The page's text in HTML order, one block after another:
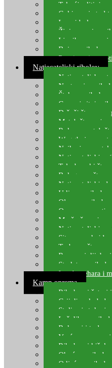
Tekući aditivi za
Gel i sprej
Lovni kukuruz
Živi mamci za
Ljepilo za crve i
Boje za
Provjereni
Natjecateljski ribolov
Natjecateljske
Nastavci za
Šteke za ribolov
Gume i sitni
Držači štapova
Match štapovi
Role za match
Waggleri za
Najloni za
Natjecateljski
Teleskopski
Bolognese
Natjecateljski
Udice za ribolov
Olovo za ribolov
Oprema za
Mreže čuvarice
Natjecateljski
Sito, posude i
Torbe za štapove
Rezervni dijelovi
Starlete za ribolov
Izrada pehara i
Kamp oprema
Ribolovni šatori i
Grijalice, kuhala
Stolice i stolovi
Ležaljke za
Ruksaci i torbe
Vreće za spavanje
Ribolovni
Obuća za ribolov
Odjeća za ribolov